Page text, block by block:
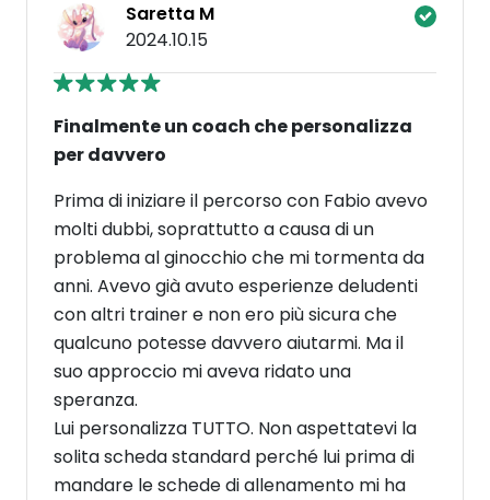
Saretta M
2024.10.15
Finalmente un coach che personalizza
per davvero
Prima di iniziare il percorso con Fabio avevo
molti dubbi, soprattutto a causa di un
problema al ginocchio che mi tormenta da
anni. Avevo già avuto esperienze deludenti
con altri trainer e non ero più sicura che
qualcuno potesse davvero aiutarmi. Ma il
suo approccio mi aveva ridato una
speranza.
Lui personalizza TUTTO. Non aspettatevi la
solita scheda standard perché lui prima di
mandare le schede di allenamento mi ha